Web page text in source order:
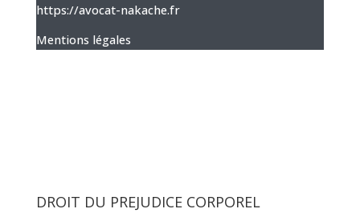
https://avocat-nakache.fr
Mentions légales
DROIT DU PREJUDICE CORPOREL